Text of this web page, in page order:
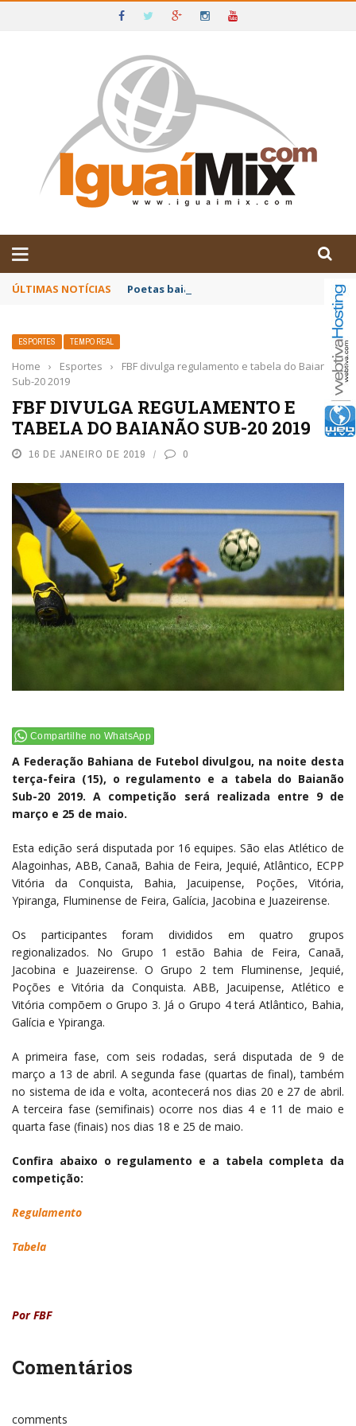
IGUAÍ E SUDOESTE DA BAHIA
ÚLTIMAS NOTÍCIAS Poetas baianos representam o Brasil no
ESPORTES TEMPO REAL
Home › Esportes ›
FBF divulga regulamento e tabela do Baianão
Sub-20 2019
FBF DIVULGA REGULAMENTO E
TABELA DO BAIANÃO SUB-20 2019
16 DE JANEIRO DE 2019 0
Compartilhe no WhatsApp
A Federação Bahiana de Futebol divulgou, na noite desta
terça-feira (15), o regulamento e a tabela do Baianão
Sub-20 2019. A competição será realizada entre 9 de
março e 25 de maio.
Esta edição será disputada por 16 equipes. São elas Atlético de
Alagoinhas, ABB, Canaã, Bahia de Feira, Jequié, Atlântico, ECPP
Vitória da Conquista, Bahia, Jacuipense, Poções, Vitória,
Ypiranga, Fluminense de Feira, Galícia, Jacobina e Juazeirense.
Os participantes foram divididos em quatro grupos
regionalizados. No Grupo 1 estão Bahia de Feira, Canaã,
Jacobina e Juazeirense. O Grupo 2 tem Fluminense, Jequié,
Poções e Vitória da Conquista. ABB, Jacuipense, Atlético e
Vitória compõem o Grupo 3. Já o Grupo 4 terá Atlântico, Bahia,
Galícia e Ypiranga.
A primeira fase, com seis rodadas, será disputada de 9 de
março a 13 de abril. A segunda fase (quartas de final), também
no sistema de ida e volta, acontecerá nos dias 20 e 27 de abril.
A terceira fase (semifinais) ocorre nos dias 4 e 11 de maio e
quarta fase (finais) nos dias 18 e 25 de maio.
Confira abaixo o regulamento e a tabela completa da
competição:
Regulamento
Tabela
Por FBF
Comentários
comments